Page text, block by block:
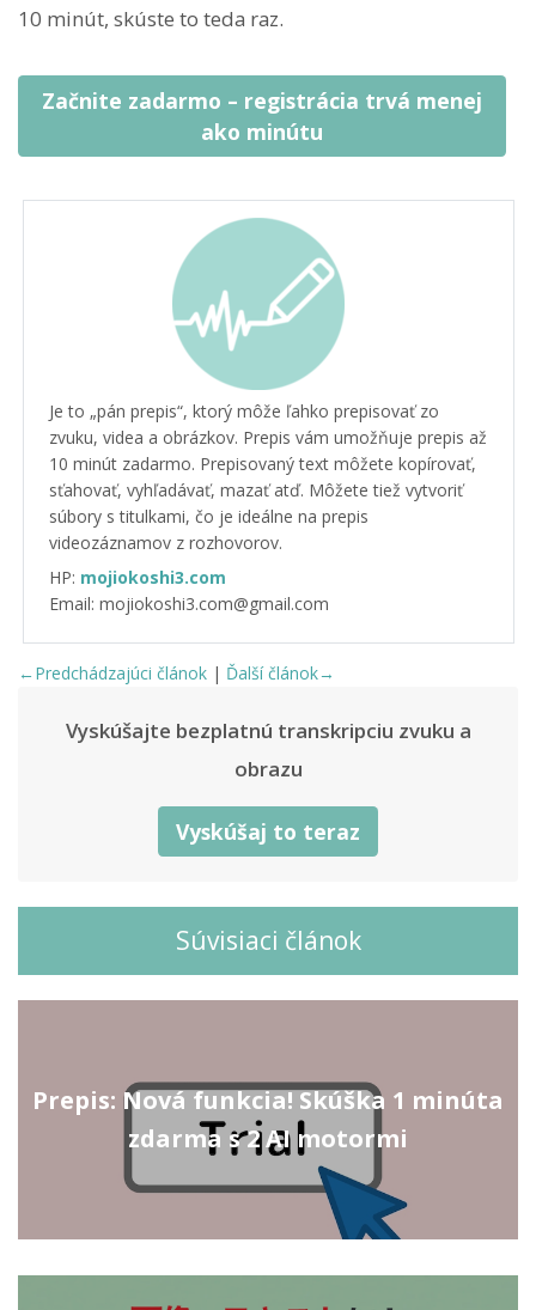
10 minút, skúste to teda raz.
Začnite zadarmo – registrácia trvá menej
ako minútu
Je to „pán prepis“, ktorý môže ľahko prepisovať zo
zvuku, videa a obrázkov. Prepis vám umožňuje prepis až
10 minút zadarmo. Prepisovaný text môžete kopírovať,
sťahovať, vyhľadávať, mazať atď. Môžete tiež vytvoriť
súbory s titulkami, čo je ideálne na prepis
videozáznamov z rozhovorov.
HP: mojiokoshi3.com
Email: mojiokoshi3.com@gmail.com
←Predchádzajúci článok | Ďalší článok→
Vyskúšajte bezplatnú transkripciu zvuku a
obrazu
Vyskúšaj to teraz
Súvisiaci článok
Prepis: Nová funkcia! Skúška 1 minúta
zdarma s 2 AI motormi